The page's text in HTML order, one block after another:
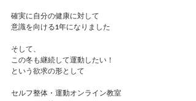
確実に自分の健康に対して
意識を向ける1年になりました
そして、
この冬も継続して運動したい！
という欲求の形として
セルフ整体・運動オンライン教室